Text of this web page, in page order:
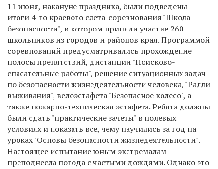
11 июня, накануне праздника, были подведены
итоги 4-го краевого слета-соревнования "Школа
безопасности", в котором приняли участие 260
школьников из городов и районов края. Программой
соревнований предусматривались прохождение
полосы препятствий, дистанции "Поисково-
спасательные работы", решение ситуационных задач
по безопасности жизнедеятельности человека, "Ралли
выживания", велоэстафета "Безопасное колесо", а
также пожарно-техническая эстафета. Ребята должны
были сдать "практические зачеты" в полевых
условиях и показать все, чему научились за год на
уроках "Основы безопасности жизнедеятельности".
Настоящее испытание юным экстремалам
преподнесла погода с частыми дождями. Однако это